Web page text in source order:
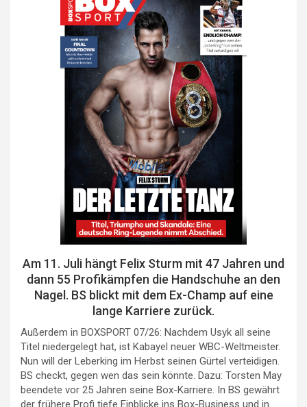
Am 11. Juli hängt Felix Sturm mit 47 Jahren und
dann 55 Profikämpfen die Handschuhe an den
Nagel. BS blickt mit dem Ex-Champ auf eine
lange Karriere zurück.
Außerdem in BOXSPORT 07/26: Nachdem Usyk all seine
Titel niedergelegt hat, ist Kabayel neuer WBC-Weltmeister.
Nun will der Leberking im Herbst seinen Gürtel verteidigen.
BS checkt, gegen wen das sein könnte. Dazu: Torsten May
beendete vor 25 Jahren seine Box-Karriere. In BS gewährt
der frühere Profi tiefe Einblicke ins Box-Business und in